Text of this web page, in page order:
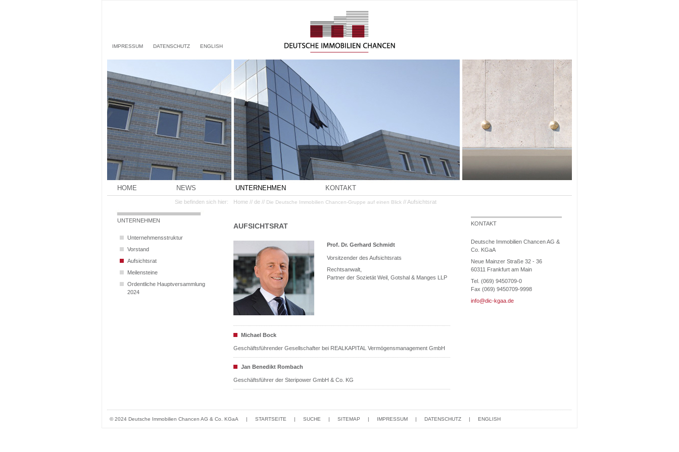
IMPRESSUM DATENSCHUTZ ENGLISH
HOME NEWS UNTERNEHMEN KONTAKT
Sie befinden sich hier: Home // de // Die Deutsche Immobilien Chancen-Gruppe auf einen Blick // Aufsichtsrat
UNTERNEHMEN
Unternehmensstruktur
Vorstand
Aufsichtsrat
Meilensteine
Ordentliche Hauptversammlung
2024
AUFSICHTSRAT
Prof. Dr. Gerhard Schmidt
Vorsitzender des Aufsichtsrats
Rechtsanwalt,
Partner der Sozietät Weil, Gotshal & Manges LLP
Michael Bock
Geschäftsführender Gesellschafter bei REALKAPITAL Vermögensmanagement GmbH
Jan Benedikt Rombach
Geschäftsführer der Steripower GmbH & Co. KG
KONTAKT
Deutsche Immobilien Chancen AG &
Co. KGaA
Neue Mainzer Straße 32 - 36
60311 Frankfurt am Main
Tel. (069) 9450709-0
Fax (069) 9450709-9998
info@dic-kgaa.de
© 2024 Deutsche Immobilien Chancen AG & Co. KGaA | STARTSEITE | SUCHE | SITEMAP | IMPRESSUM | DATENSCHUTZ | ENGLISH